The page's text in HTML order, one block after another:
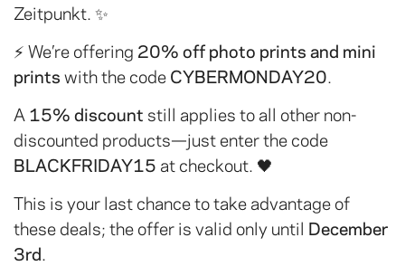
Zeitpunkt. ✨
⚡ We’re offering 20% off photo prints and mini
printswith the codeCYBERMONDAY20.
A 15% discount still applies to all other non-
discounted products—just enter the code
BLACKFRIDAY15 at checkout. 🖤
This is your last chance to take advantage of
these deals; the offer is valid only until December
3rd.